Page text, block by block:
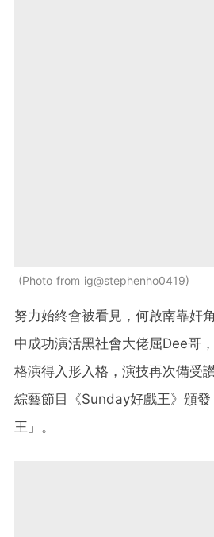
Photo from ig@stephenho0419
努力始終會被看見，何啟南靠奸
中成功演活黑社會大佬屈Dee哥
格演得入形入格，演技再次備受
綜藝節目《Sunday好戲王》頒
王」。